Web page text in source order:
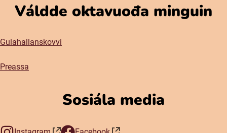
Váldde oktavuođa minguin
Gulahallanskovvi
Preassa
Sosiála media